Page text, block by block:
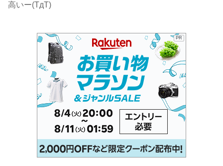
高いー(TдT)
PR